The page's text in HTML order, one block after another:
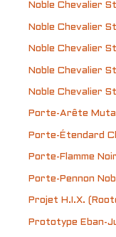
Noble Chevalier
Noble Chevalier
Noble Chevalier
Noble Chevalier
Noble Chevalier
Porte-Arête
Porte-Étendard
Porte-Flamme
Porte-Pennon
Projet H.I.X.
Prototype Eban-